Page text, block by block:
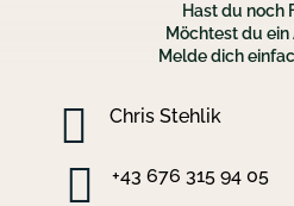
Hast du noch
Möchtest du ein
Melde dich
 Chris Stehlik
 +43 676 315 94 05